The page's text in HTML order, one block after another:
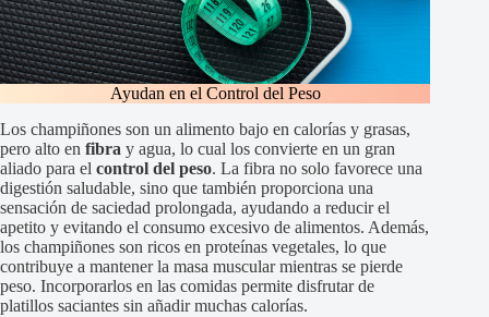
Ayudan en el Control del Peso
Los champiñones son un alimento bajo en calorías y grasas,
pero alto en fibra y agua, lo cual los convierte en un gran
aliado para el control del peso. La fibra no solo favorece una
digestión saludable, sino que también proporciona una
sensación de saciedad prolongada, ayudando a reducir el
apetito y evitando el consumo excesivo de alimentos. Además,
los champiñones son ricos en proteínas vegetales, lo que
contribuye a mantener la masa muscular mientras se pierde
peso. Incorporarlos en las comidas permite disfrutar de
platillos saciantes sin añadir muchas calorías.